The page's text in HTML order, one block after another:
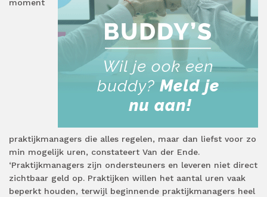
moment
praktijkmanagers die alles regelen, maar dan liefst voor zo
min mogelijk uren, constateert Van der Ende.
‘Praktijkmanagers zijn ondersteuners en leveren niet direct
zichtbaar geld op. Praktijken willen het aantal uren vaak
beperkt houden, terwijl beginnende praktijkmanagers heel